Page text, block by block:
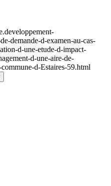
demande-d-examen-au-cas-
d-une-etude-d-impact-
d-une-aire-de-
d-Estaires-59.html